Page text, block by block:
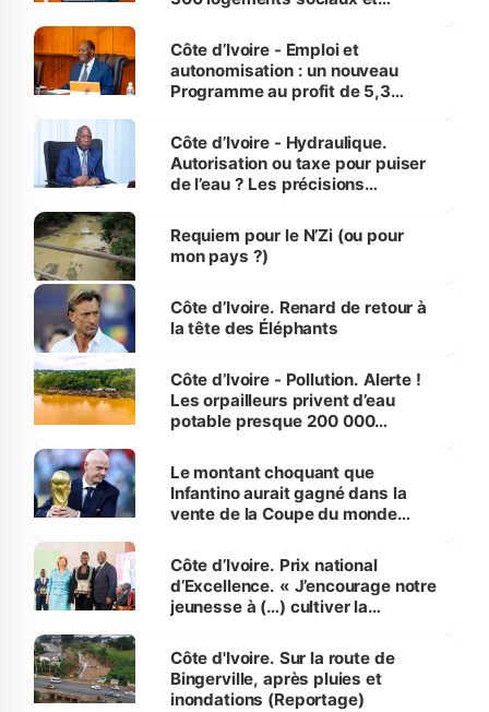
et Yamoussoukro
Côte d’Ivoire - Emploi et
autonomisation : un nouveau
Programme au profit de 5,3
Côte d’Ivoire - Hydraulique.
Autorisation ou taxe pour puiser
de l’eau ? Les précisions
Requiem pour le N’Zi (ou pour
mon pays ?)
Côte d’Ivoire. Renard de retour à
la tête des Éléphants
Côte d’Ivoire - Pollution. Alerte !
Les orpailleurs privent d’eau
potable presque 200 000
Le montant choquant que
Infantino aurait gagné dans la
vente de la Coupe du monde
Côte d’Ivoire. Prix national
d’Excellence. « J’encourage notre
jeunesse à (…) cultiver la
(Alassane Ouattara
Côte d'Ivoire. Sur la route de
Bingerville, après pluies et
inondations (Reportage)